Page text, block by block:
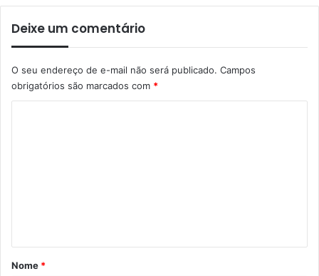
Deixe um comentário
O seu endereço de e-mail não será publicado. Campos
obrigatórios são marcados com *
r
Nome *